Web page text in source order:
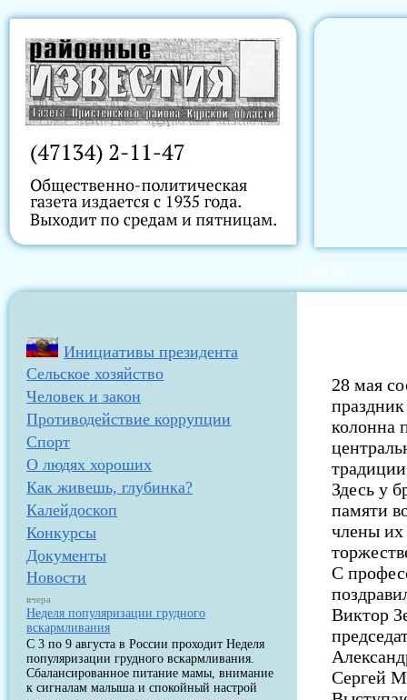
Инициативы президента
Сельское хозяйство
Человек и закон
Противодействие коррупции
Спорт
О людях хороших
Как живешь, глубинка?
Калейдоскоп
Конкурсы
Документы
Новости
вчера
Неделя популяризации грудного
вскармливания
С 3 по 9 августа в России проходит Неделя
популяризации грудного вскармливания.
Сбалансированное питание мамы, внимание
к сигналам малыша и спокойный настрой
28 мая
колонна
Здесь у
памяти
члены их
С
Виктор
Сергей